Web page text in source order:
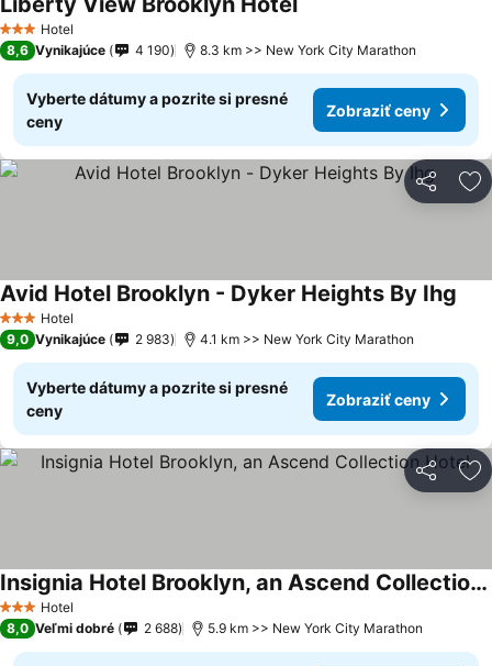
3 Počet hviezdičiek
Hotel
8,6 Vynikajúce 4 190 8.3 km >> New York City Marathon
Vyberte dátumy a pozrite si presné
ceny
Zobraziť ceny
Zdieľať
3 Počet hviezdičiek
Hotel
Avid Hotel Brooklyn - Dyker Heights By Ihg
9,0 Vynikajúce 2 983 4.1 km >> New York City Marathon
Vyberte dátumy a pozrite si presné
ceny
Zobraziť ceny
Zdieľať
3 Počet hviezdičiek
Hotel
Insignia Hotel Brooklyn, an Ascend Collection Hotel
8,0 Veľmi dobré 2 688 5.9 km >> New York City Marathon